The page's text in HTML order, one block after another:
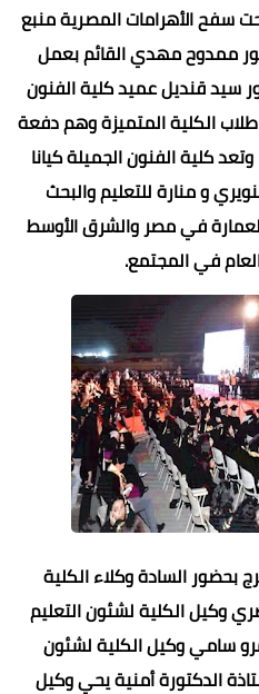
الأهرامات المصرية منبع
ممدوح مهدي القائم بعمل
سيد قنديل عميد كلية الفنون
الكلية المتميزة وهم دفعة
٢٠١٨ / ٢٠١٩ ودفعة ٢٠١٩ / ٢٠٢٠ وتعد كلية الفنون الجميلة كيانا
و منارة للتعليم والبحث
في مصر والشرق الأوسط
في المجتمع.
بحضور السادة وكلاء الكلية
وكيل الكلية لشئون التعليم
سامي وكيل الكلية لشئون
الدكتورة أمنية يحي وكيل